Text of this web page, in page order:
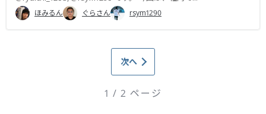
ほみるん ぐらさん rsym1290
次へ
1 / 2 ページ